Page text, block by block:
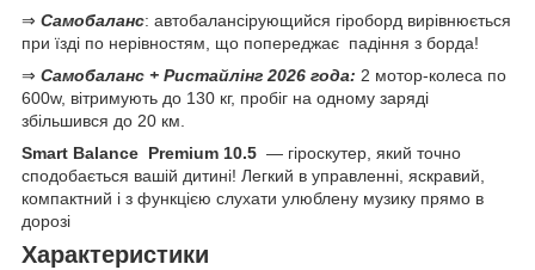
⇒ Самобаланс: автобалансірующийся гіроборд вирівнюється
при їзді по нерівностям, що попереджає падіння з борда!
⇒ Самобаланс + Ристайлінг 2026 года: 2 мотор-колеса по
600w, вітримують до 130 кг, пробіг на одному заряді
збільшився до 20 км.
Smart Balance Premium 10.5 — гіроскутер, який точно
сподобається вашій дитині! Легкий в управленні, яскравий,
компактний і з функцією слухати улюблену музику прямо в
дорозі
Характеристики